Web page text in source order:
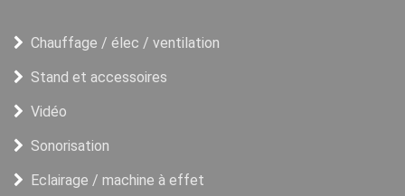
Chauffage / élec / ventilation
Stand et accessoires
Vidéo
Sonorisation
Eclairage / machine à effet